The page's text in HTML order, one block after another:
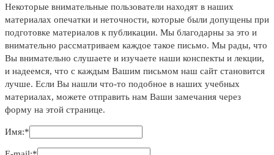
Некоторые внимательные пользователи находят в наших
материалах опечатки и неточности, которые были допущены при
подготовке материалов к публикации. Мы благодарны за это и
внимательно рассматриваем каждое такое письмо. Мы рады, что
Вы внимательно слушаете и изучаете наши конспекты и лекции,
и надеемся, что с каждым Вашим письмом наш сайт становится
лучше. Если Вы нашли что-то подобное в наших учебных
материалах, можете отправить нам Ваши замечания через
форму на этой странице.
Имя:*